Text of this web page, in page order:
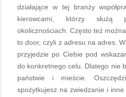
działające w tej branży
kierowcami, którzy służą
okolicznościach. Często też
to door, czyli z adresu na adres.
przyjedzie po Ciebie pod
do konkretnego celu. Dlatego nie
państwie i mieście.
spożytkujesz na zwiedzanie i